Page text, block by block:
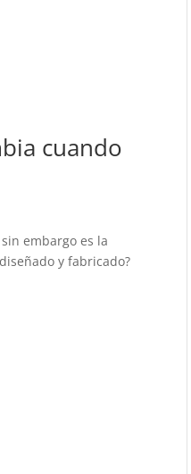
cuando
embargo es la
y fabricado?